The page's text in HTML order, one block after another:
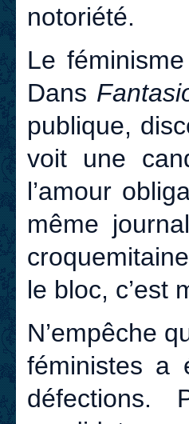
notoriété.
Le
Dans
publique,
voit une
l’amour
même
le bloc, c’est
N’empêche
féministes a
défections.